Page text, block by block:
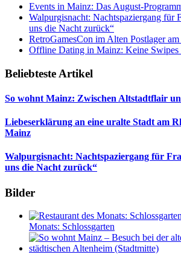
Events in Mainz: Das August-
Walpurgisnacht: Nachtspaziergang für
uns die Nacht zurück“
RetroGamesCon im Alten Postlager
Offline Dating in Mainz: Keine Swipes
Beliebteste Artikel
So wohnt Mainz: Zwischen Altstadtflair
Liebeserklärung an eine uralte Stadt am
Mainz
Walpurgisnacht: Nachtspaziergang für
uns die Nacht zurück“
Bilder
Monats: Schlossgarten